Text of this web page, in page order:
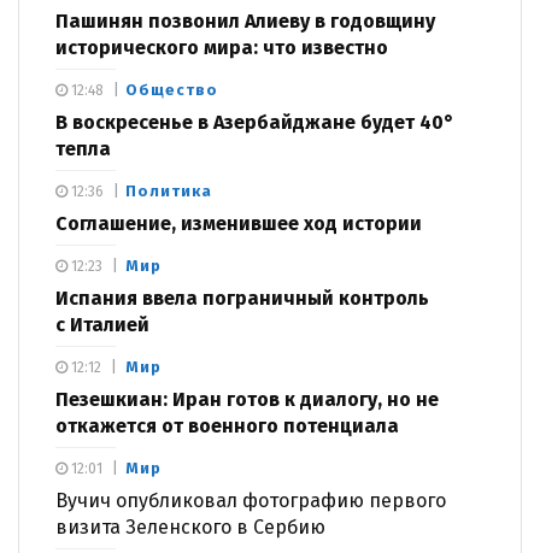
Пашинян позвонил Алиеву в годовщину
исторического мира: что известно
Общество
В воскресенье в Азербайджане будет 40°
тепла
12:48
Политика
Соглашение, изменившее ход истории
12:36
Мир
Испания ввела пограничный контроль
с Италией
12:23
Мир
Пезешкиан: Иран готов к диалогу, но не
откажется от военного потенциала
12:12
Мир
Вучич опубликовал фотографию первого
визита Зеленского в Сербию
12:01